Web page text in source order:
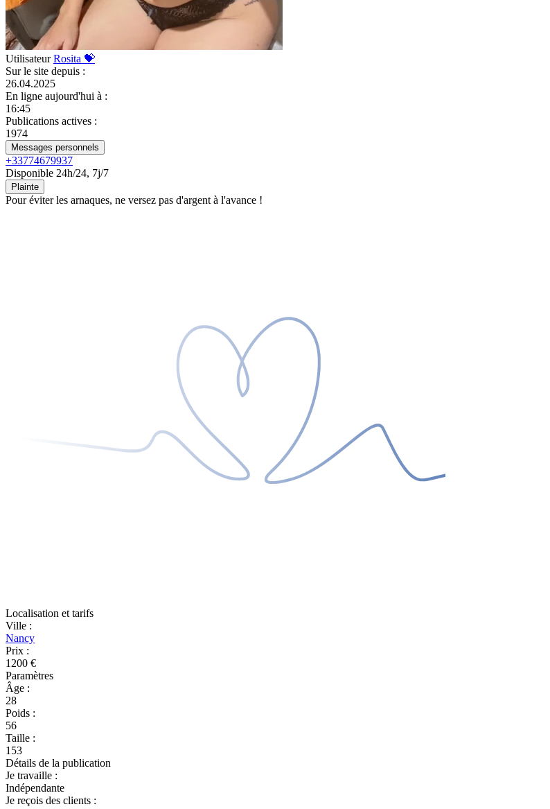
UtilisateurRosita 💝
Sur le site depuis :
26.04.2025
En ligne aujourd'hui à :
16:45
Publications actives :
1974
Messages personnels
+33774679937
Disponible 24h/24, 7j/7
Plainte
Pour éviter les arnaques, ne versez pas d'argent à l'avance !
Localisation et tarifs
Ville :
Nancy
Prix :
1200 €
Paramètres
Âge :
28
Poids :
56
Taille :
153
Détails de la publication
Je travaille :
Indépendante
Je reçois des clients :